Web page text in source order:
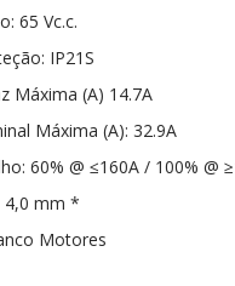
65 Vc.c.
IP21S
Máxima (A) 14.7A
Máxima (A): 32.9A
60% @ ≤160A / 100% @
4,0 mm *
Motores